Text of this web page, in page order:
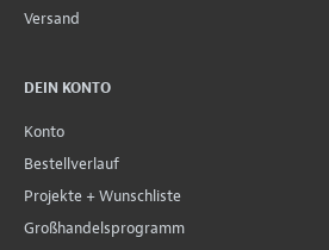
Versand
DEIN KONTO
Konto
Bestellverlauf
Projekte + Wunschliste
Großhandelsprogramm